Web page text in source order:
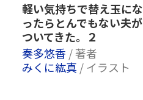
軽い気持ちで替え玉にな
ったらとんでもない夫が
ついてきた。２
奏多悠香 / 著者
みくに紘真 / イラスト